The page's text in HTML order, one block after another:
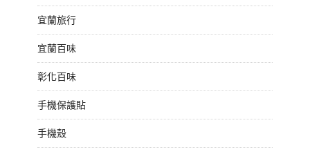
宜蘭旅行
宜蘭百味
彰化百味
手機保護貼
手機殼